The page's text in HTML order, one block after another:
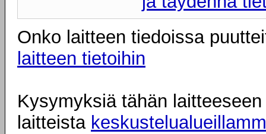
Onko laitteen tiedoissa
laitteen tietoihin
Kysymyksiä tähän
laitteista